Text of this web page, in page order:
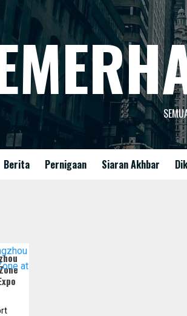
Berita Pernigaan Siaran Akhbar